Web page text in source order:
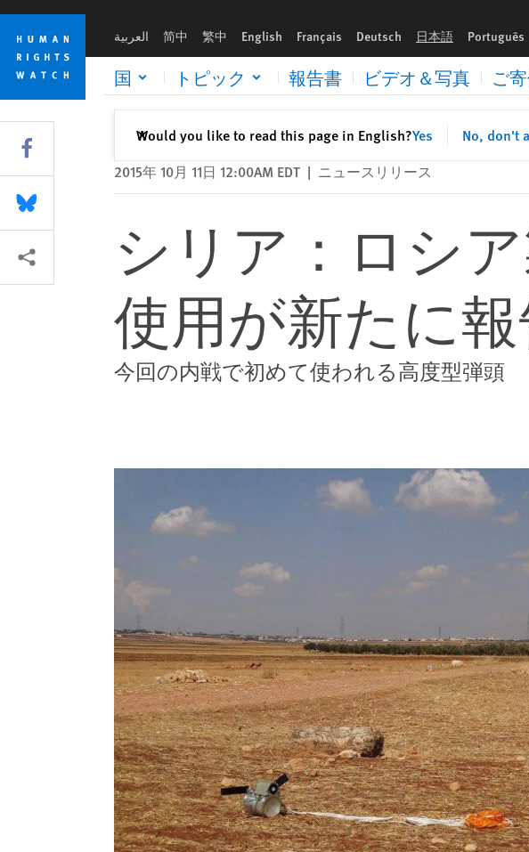
Skip
cookie
privacy
notice
Skip
main
content
العربية 简中 繁中 English Français Deutsch 日本語 Português
国 トピック 報告書 ビデオ＆写真 ご
Would you like to read this page in English?Yes No, don't
✕閉じる
2015年 10月 11日 12:00AM EDT | ニュースリリース
シリア：ロシ
使用が新たに
今回の内戦で初めて使われる高度型弾頭
Share this via Facebook
Share this via Bluesky
More sharing options